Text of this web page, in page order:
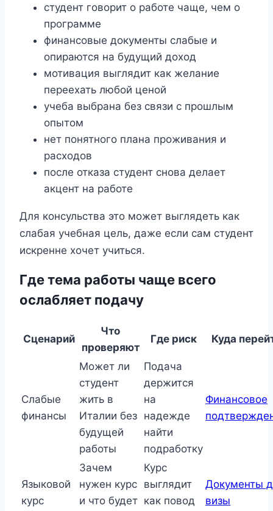
студент говорит о работе чаще, чем о
программе
финансовые документы слабые и
опираются на будущий доход
мотивация выглядит как желание
переехать любой ценой
учеба выбрана без связи с прошлым
опытом
нет понятного плана проживания и
расходов
после отказа студент снова делает
акцент на работе
Для консульства это может выглядеть как
слабая учебная цель, даже если сам студент
искренне хочет учиться.
Где тема работы чаще всего
ослабляет подачу
Сценарий
Что
проверяют
Где риск Куда
Слабые
финансы
Может ли
студент
жить в
Италии без
будущей
работы
Подача
держится
на
надежде
найти
подработку
Финансовое
Языковой
курс
Зачем
нужен курс
и что будет
Курс
выглядит
как повод
Документы
визы